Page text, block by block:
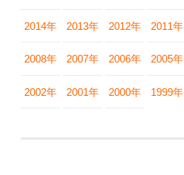
2014年 2013年 2012年 2011年
2008年 2007年 2006年 2005年
2002年 2001年 2000年 1999年